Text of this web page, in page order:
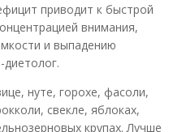
приводит к быстрой
внимания,
и выпадению
нуте, горохе, фасоли,
свекле, яблоках,
крупах. Лучше